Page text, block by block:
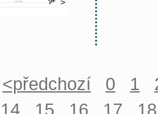
<předchozí 0 1
14 15 16 17
18